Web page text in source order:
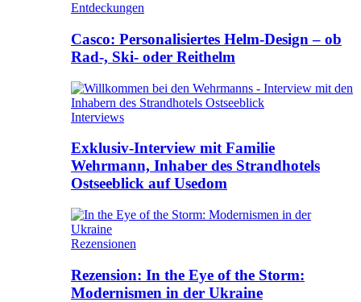
Entdeckungen
Casco: Personalisiertes Helm-Design – ob
Rad-, Ski- oder Reithelm
Interviews
Exklusiv-Interview mit Familie
Wehrmann, Inhaber des Strandhotels
Ostseeblick auf Usedom
Rezensionen
Rezension: In the Eye of the Storm:
Modernismen in der Ukraine